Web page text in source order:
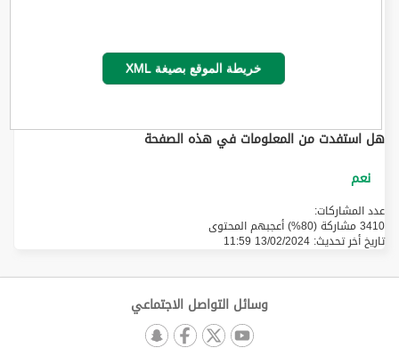
خريطة الموقع بصيغة XML
هل استفدت من المعلومات في هذه الصفحة
عدد المشاركات:
3410 مشاركة (80%) أعجبهم المحتوى
تاريخ أخر تحديث: 13/02/2024 11:59
وسائل التواصل الاجتماعي